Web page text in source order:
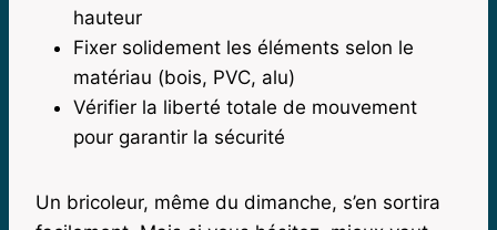
hauteur
Fixer solidement les éléments selon le
matériau (bois, PVC, alu)
Vérifier la liberté totale de mouvement
pour garantir la sécurité
Un bricoleur, même du dimanche, s’en sortira